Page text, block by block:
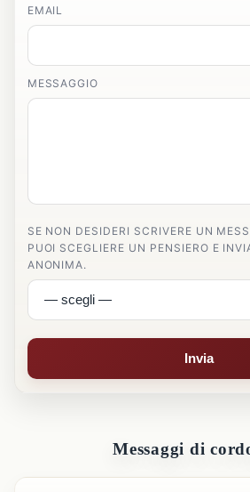
EMAIL
MESSAGGIO
SE NON DESIDERI SCRIVERE UN
PUOI SCEGLIERE UN PENSIERO E
ANONIMA.
Invia
Messaggi di